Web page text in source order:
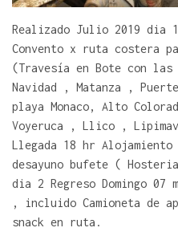
Realizado Julio 2019 dia
Convento x ruta costera
(Travesía en Bote con las
Navidad , Matanza ,
playa Monaco, Alto
Voyeruca , Llico ,
Llegada 18 hr
desayuno bufete (
dia 2 Regreso Domingo
, incluido Camioneta de
snack en ruta.